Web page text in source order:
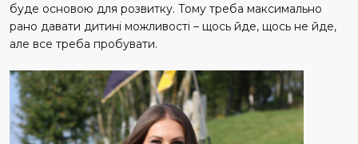
буде основою для розвитку. Тому треба максимально
рано давати дитині можливості – щось йде, щось не йде,
але все треба пробувати.